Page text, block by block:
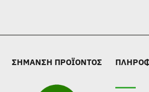
ΣΗΜΑΝΣΗ ΠΡΟΪΟΝΤΟΣ